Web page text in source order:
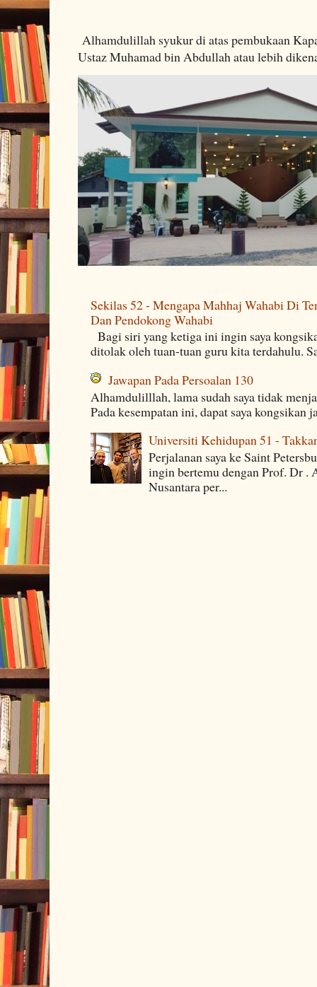
Alhamdulillah syukur di atas pembukaan
Ustaz Muhamad bin Abdullah atau lebih
Sekilas 52 - Mengapa Mahhaj Wahabi Di
Dan Pendokong Wahabi
Bagi siri yang ketiga ini ingin saya
ditolak oleh tuan-tuan guru kita terdahulu.
Jawapan Pada Persoalan 130
Alhamdulilllah, lama sudah saya tidak
Pada kesempatan ini, dapat saya kongsikan
Universiti Kehidupan 51 -
Perjalanan saya ke Saint
ingin bertemu dengan Prof. Dr
Nusantara per...